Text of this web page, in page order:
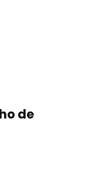
de